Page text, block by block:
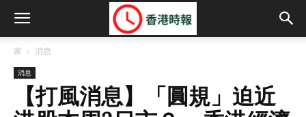
家 消息
消息
【打風消息】「圓規」迫近